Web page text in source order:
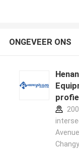
ONGEVEER ONS